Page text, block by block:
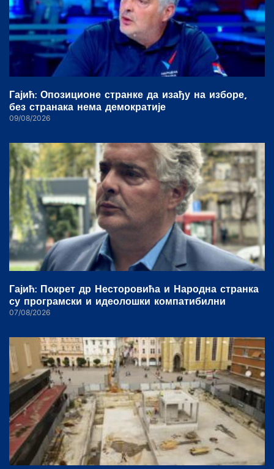
Гајић: Опозиционе странке да изађу на изборе,
без странака нема демократије
09/08/2026
Гајић: Покрет др Несторовића и Народна странка
су програмски и идеолошки компатибилни
07/08/2026